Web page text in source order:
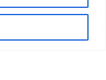
cijene isporuke